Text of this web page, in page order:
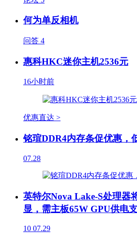
何为单反相机
问答 4
惠科HKC迷你主机2536元
16小时前
优惠直达 >
铭瑄DDR4内存条促优惠，
07.28
英特尔Nova Lake-S处理器
显，需主板65W GPU供电
10 07.29